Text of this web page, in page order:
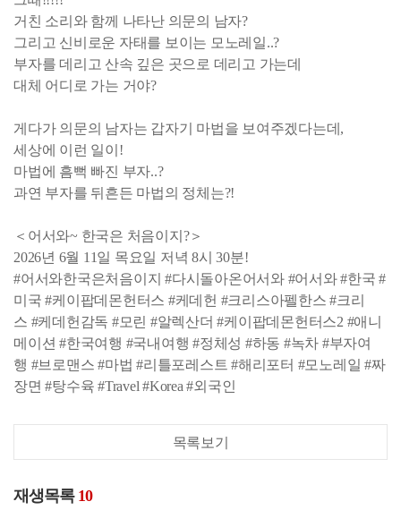
거친 소리와 함께 나타난 의문의 남자?
그리고 신비로운 자태를 보이는 모노레일..?
부자를 데리고 산속 깊은 곳으로 데리고 가는데
대체 어디로 가는 거야?
게다가 의문의 남자는 갑자기 마법을 보여주겠다는데,
세상에 이런 일이!
마법에 흠뻑 빠진 부자..?
과연 부자를 뒤흔든 마법의 정체는?!
＜어서와~ 한국은 처음이지?＞
2026년 6월 11일 목요일 저녁 8시 30분!
#어서와한국은처음이지 #다시돌아온어서와 #어서와 #한국 #
미국 #케이팝데몬헌터스 #케데헌 #크리스아펠한스 #크리
스 #케데헌감독 #모린 #알렉산더 #케이팝데몬헌터스2 #애니
메이션 #한국여행 #국내여행 #정체성 #하동 #녹차 #부자여
행 #브로맨스 #마법 #리틀포레스트 #해리포터 #모노레일 #짜
장면 #탕수육 #Travel #Korea #외국인
목록보기
재생목록 10